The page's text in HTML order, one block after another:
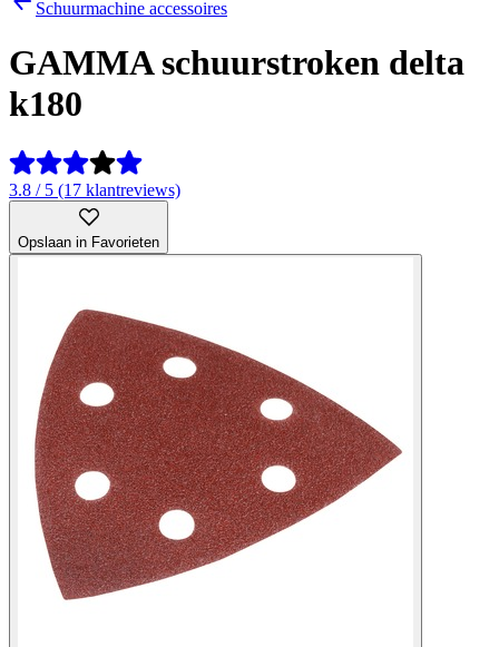
Schuurmachine accessoires
GAMMA schuurstroken delta
k180
3.8 / 5 (17 klantreviews)
Opslaan in Favorieten